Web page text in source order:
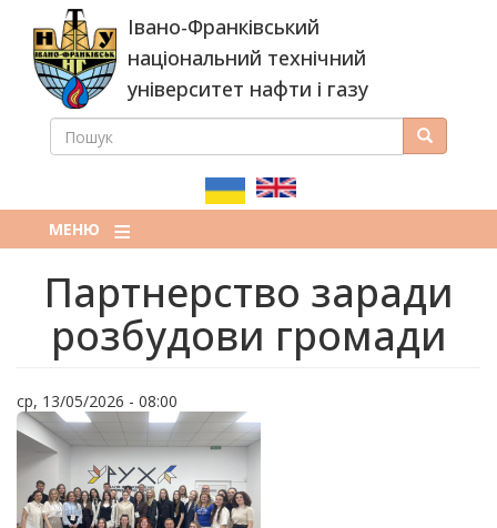
основного
вмісту
Івано-Франківський
національний технічний
університет нафти і газу
ПОШУКОВА
ПОШУК Пошук
МЕНЮ
Партнерство заради
розбудови громади
ср, 13/05/2026 - 08:00